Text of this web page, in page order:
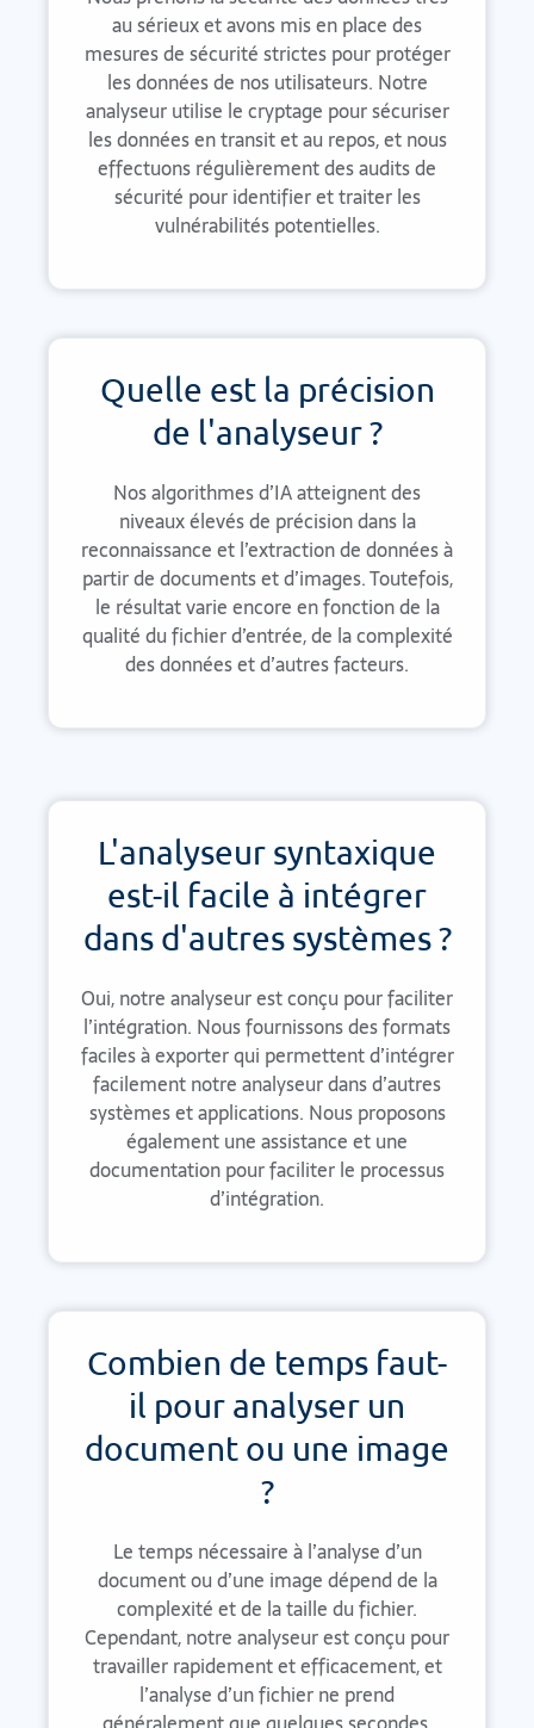
au sérieux et avons mis en place des
mesures de sécurité strictes pour protéger
les données de nos utilisateurs. Notre
analyseur utilise le cryptage pour sécuriser
les données en transit et au repos, et nous
effectuons régulièrement des audits de
sécurité pour identifier et traiter les
vulnérabilités potentielles.
Quelle est la précision
de l'analyseur ?
Nos algorithmes d’IA atteignent des
niveaux élevés de précision dans la
reconnaissance et l’extraction de données à
partir de documents et d’images. Toutefois,
le résultat varie encore en fonction de la
qualité du fichier d’entrée, de la complexité
des données et d’autres facteurs.
L'analyseur syntaxique
est-il facile à intégrer
dans d'autres systèmes ?
Oui, notre analyseur est conçu pour faciliter
l’intégration. Nous fournissons des formats
faciles à exporter qui permettent d’intégrer
facilement notre analyseur dans d’autres
systèmes et applications. Nous proposons
également une assistance et une
documentation pour faciliter le processus
d’intégration.
Combien de temps faut-
il pour analyser un
document ou une image
?
Le temps nécessaire à l’analyse d’un
document ou d’une image dépend de la
complexité et de la taille du fichier.
Cependant, notre analyseur est conçu pour
travailler rapidement et efficacement, et
l’analyse d’un fichier ne prend